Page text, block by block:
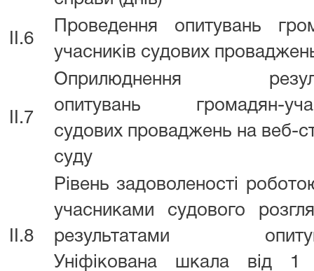
II.6
Проведення опитувань
учасників судових
II.7
Оприлюднення
опитувань громадян-
судових проваджень на веб-
суду
II.8
Рівень задоволеності
учасниками судового
результатами
Уніфікована шкала від 1